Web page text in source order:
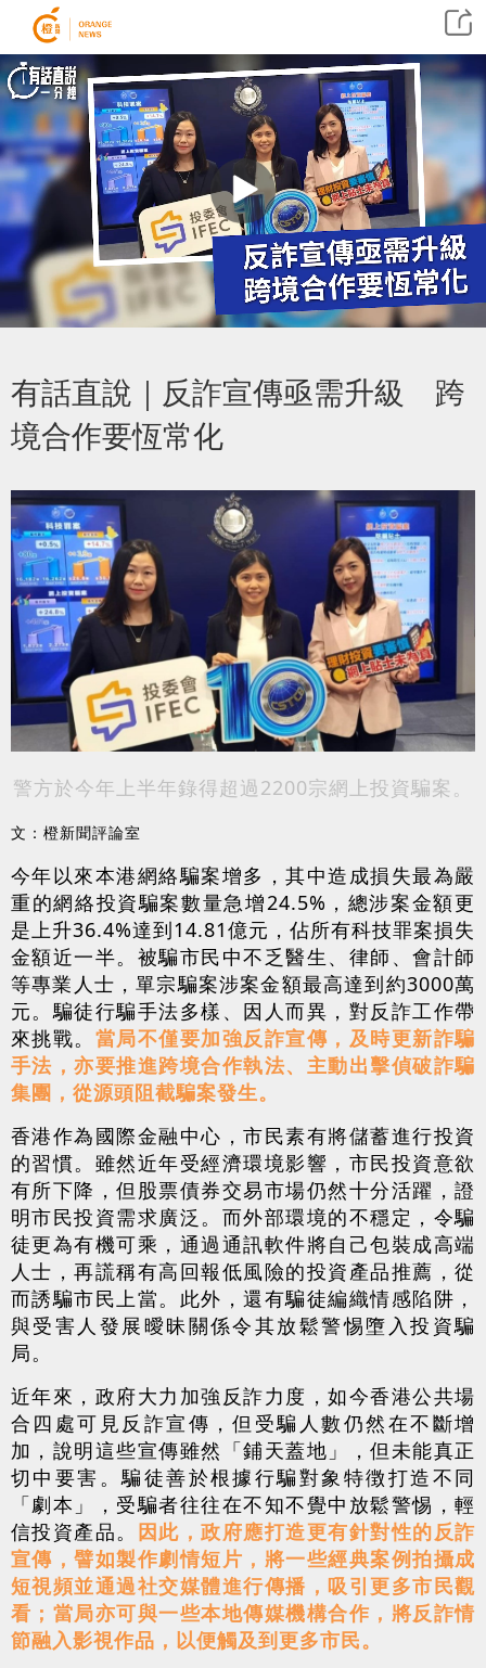
有話直說｜反詐宣傳亟需升級 跨
境合作要恆常化
警方於今年上半年錄得超過2200宗網上投資騙案。
文：橙新聞評論室
今年以來本港網絡騙案增多，其中造成損失最為嚴
重的網絡投資騙案數量急增24.5%，總涉案金額更
是上升36.4%達到14.81億元，佔所有科技罪案損失
金額近一半。被騙市民中不乏醫生、律師、會計師
等專業人士，單宗騙案涉案金額最高達到約3000萬
元。騙徒行騙手法多樣、因人而異，對反詐工作帶
來挑戰。 當局不僅要加強反詐宣傳，及時更新詐騙
手法，亦要推進跨境合作執法、主動出擊偵破詐騙
集團，從源頭阻截騙案發生。
香港作為國際金融中心，市民素有將儲蓄進行投資
的習慣。雖然近年受經濟環境影響，市民投資意欲
有所下降，但股票債券交易市場仍然十分活躍，證
明市民投資需求廣泛。而外部環境的不穩定，令騙
徒更為有機可乘，通過通訊軟件將自己包裝成高端
人士，再謊稱有高回報低風險的投資產品推薦，從
而誘騙市民上當。此外，還有騙徒編織情感陷阱，
與受害人發展曖昧關係令其放鬆警惕墮入投資騙
局。
近年來，政府大力加強反詐力度，如今香港公共場
合四處可見反詐宣傳，但受騙人數仍然在不斷增
加，說明這些宣傳雖然「鋪天蓋地」，但未能真正
切中要害。騙徒善於根據行騙對象特徴打造不同
「劇本」，受騙者往往在不知不覺中放鬆警惕，輕
信投資產品。 因此，政府應打造更有針對性的反詐
宣傳，譬如製作劇情短片，將一些經典案例拍攝成
短視頻並通過社交媒體進行傳播，吸引更多市民觀
看；當局亦可與一些本地傳媒機構合作，將反詐情
節融入影視作品，以便觸及到更多市民。